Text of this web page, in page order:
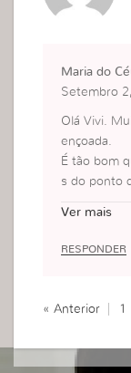
Maria do
Setembro
Olá Vivi.
ençoada.
É tão bom
s do ponto
o nosso
Ver mais
RESPONDER
« Anterior 1